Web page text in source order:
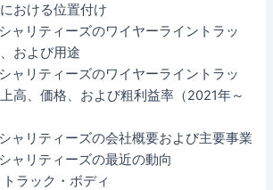
おける位置付け
ャリティーズのワイヤーライントラッ
および用途
ャリティーズのワイヤーライントラッ
高、価格、および粗利益率（2021年～
ャリティーズの会社概要および主要事業
ャリティーズの最近の動向
ラック・ボディ